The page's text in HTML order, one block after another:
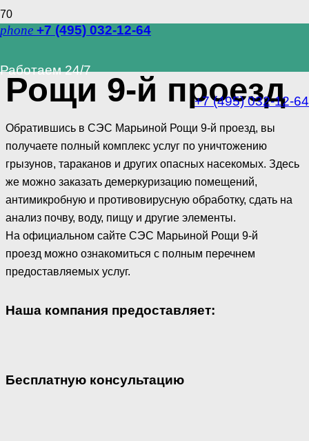
phone +7 (495) 032-12-64
Работаем 24/7
+7 (495) 032-12-64
Рощи 9-й проезд
Обратившись в СЭС Марьиной Рощи 9-й проезд, вы
получаете полный комплекс услуг по уничтожению
грызунов, тараканов и других опасных насекомых. Здесь
же можно заказать демеркуризацию помещений,
антимикробную и противовирусную обработку, сдать на
анализ почву, воду, пищу и другие элементы.
На официальном сайте СЭС Марьиной Рощи 9-й
проезд можно ознакомиться с полным перечнем
предоставляемых услуг.
Наша компания предоставляет:
Бесплатную консультацию